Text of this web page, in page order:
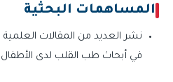
المساهمات البحثية
نشر العديد من المقالات
في أبحاث طب القلب لدى